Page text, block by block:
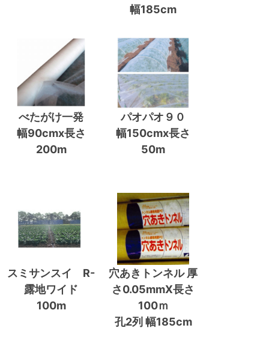
幅185cm
べたがけ一発
幅90cmx長さ
200m
パオパオ９０
幅150cmx長さ
50m
スミサンスイ R-
露地ワイド
100m
穴あきトンネル 厚
さ0.05mmX長さ
100ｍ
孔2列 幅185cm